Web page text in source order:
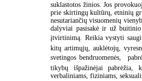
suklastotos žinios. Jos
prie skirtingų kultūrų, etninių
nesutariančių visuomenių
dalyviai pasisakė ir už
įtvirtinimą. Reikia vystyti
kitų artimųjų, auklėtojų,
svetingos bendruomenės, 
tikybų išpažinėjai pabrėžia,
verbaliniams, fiziniams,